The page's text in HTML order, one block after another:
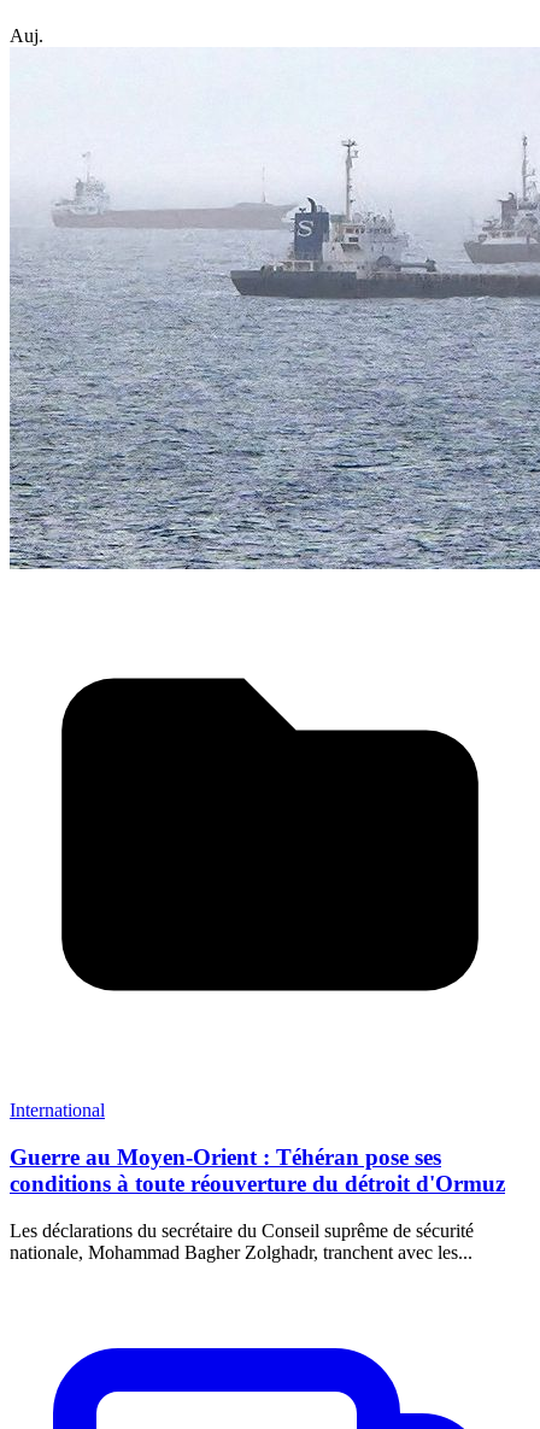
Auj.
International
Guerre au Moyen-Orient : Téhéran pose ses
conditions à toute réouverture du détroit d'Ormuz
Les déclarations du secrétaire du Conseil suprême de sécurité
nationale, Mohammad Bagher Zolghadr, tranchent avec les...